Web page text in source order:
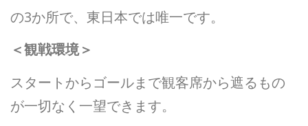
の3か所で、東日本では唯一です。
＜観戦環境＞
スタートからゴールまで観客席から遮るもの
が一切なく一望できます。